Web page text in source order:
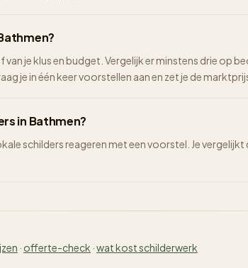
van je klus en budget. Vergelijk er minstens drie op
je in één keer voorstellen aan en zet je de
in Bathmen?
schilders reageren met een voorstel. Je
· offerte-check ·wat kost schilderwerk